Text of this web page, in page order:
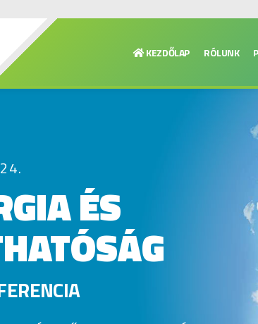
KEZDŐLAP RÓLUNK
ÉS